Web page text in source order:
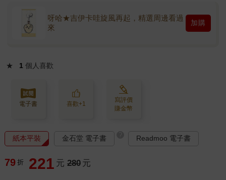
呀哈★吉伊卡哇旋風再起，精選周邊看過
來
加購
★ 1 個人喜歡
電子書 喜歡+1
寫評價
賺金幣
紙本平裝 金石堂 電子書 Readmoo 電子書
79 折 221 元 280 元